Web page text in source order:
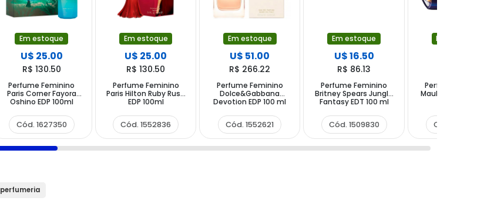
Em estoque
U$ 25.00
R$ 130.50
Perfume Feminino
Paris Corner Fayora
Oshino EDP 100ml
Cód. 1627350
Em estoque
U$ 25.00
R$ 130.50
Perfume Feminino
Paris Hilton Ruby Rush
EDP 100ml
Cód. 1552836
Em estoque
U$ 51.00
R$ 266.22
Perfume Feminino
Dolce&Gabbana
Devotion EDP 100 ml
Cód. 1552621
Em estoque
U$ 16.50
R$ 86.13
Perfume Feminino
Britney Spears Jungle
Fantasy EDT 100 ml
Cód. 1509830
Em estoque
Perfume Feminino
Mauboussin Star EDP
Cód. 1431803
perfumeria